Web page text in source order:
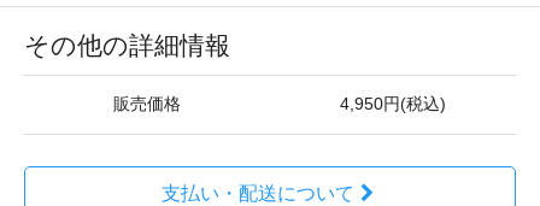
その他の詳細情報
販売価格 4,950円(税込)
支払い・配送について